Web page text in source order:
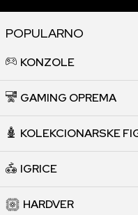
POPULARNO
KONZOLE
GAMING OPREMA
KOLEKCIONARSKE
IGRICE
HARDVER